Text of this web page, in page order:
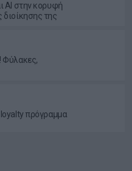
AI στην κορυφή
διοίκησης της
Φύλακες,
πρόγραμμα